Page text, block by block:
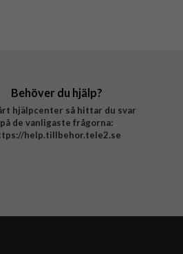
Behöver du hjälp?
hjälpcenter så hittar du svar
på de vanligaste frågorna:
help.tillbehor.tele2.se